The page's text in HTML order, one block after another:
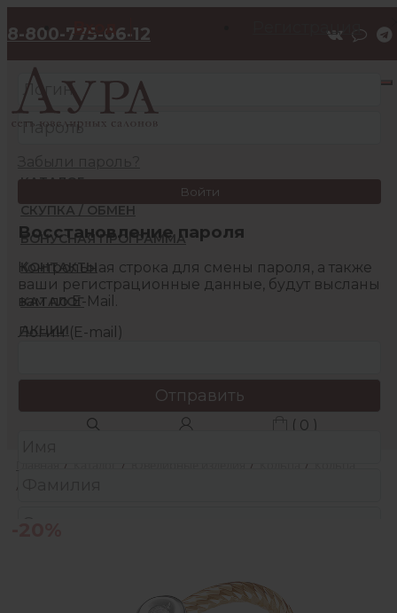
8-800-775-06-12
КАТАЛОГ
СКУПКА / ОБМЕН
БОНУСНАЯ ПРОГРАММА
КОНТАКТЫ
КАТАЛОГ
АКЦИИ
( 0 )
/ / / /
/
Вход Регистрация
Войти
Восстановление пароля
Контрольная строка для смены пароля, а также
ваши регистрационные данные, будут высланы
вам по E-Mail.
Логин (E-mail)